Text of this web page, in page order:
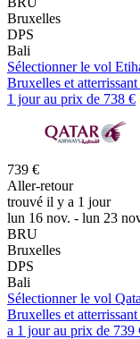
Bruxelles
DPS
Bali
Sélectionner le vol
Bruxelles et
1 jour au prix de 738 €
739 €
Aller-retour
trouvé il y a 1 jour
lun 16 nov. - lun 23
BRU
Bruxelles
DPS
Bali
Sélectionner le vol
Bruxelles et
a 1 jour au prix de 739